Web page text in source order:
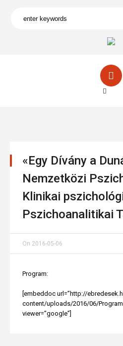
«Egy Dívány a
Nemzetközi
Klinikai
Pszichoanalitikai
On 2016-05-06
Program:
[embeddoc url=”http://
content/uploads/2016/06/
viewer=”google”]